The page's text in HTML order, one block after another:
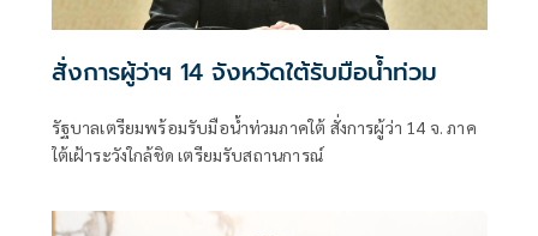
สั่งการผู้ว่าฯ 14 จังหวัดใต้รับมือน้ำท่วม
รัฐบาลเตรียมพร้อมรับมือน้ำท่วมภาคใต้ สั่งการผู้ว่า 14 จ. ภาค
ใต้เฝ้าระวังใกล้ชิด เตรียมรับสถานการณ์